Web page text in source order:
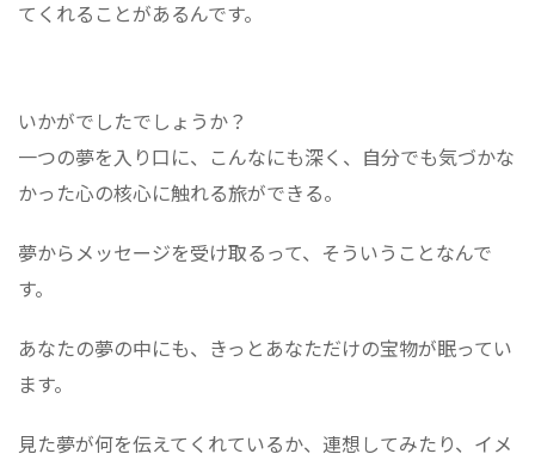
てくれることがあるんです。
いかがでしたでしょうか？
一つの夢を入り口に、こんなにも深く、自分でも気づかな
かった心の核心に触れる旅ができる。
夢からメッセージを受け取るって、そういうことなんで
す。
あなたの夢の中にも、きっとあなただけの宝物が眠ってい
ます。
見た夢が何を伝えてくれているか、連想してみたり、イメ